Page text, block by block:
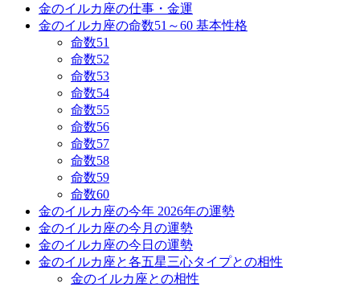
金のイルカ座の仕事・金運
金のイルカ座の命数51～60 基本性格
命数51
命数52
命数53
命数54
命数55
命数56
命数57
命数58
命数59
命数60
金のイルカ座の今年 2026年の運勢
金のイルカ座の今月の運勢
金のイルカ座の今日の運勢
金のイルカ座と各五星三心タイプとの相性
金のイルカ座との相性